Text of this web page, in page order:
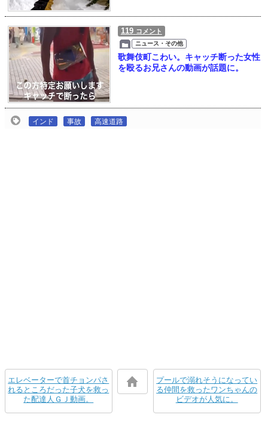
119 コメント
ニュース・その他
歌舞伎町こわい。キャッチ断った女性
を殴るお兄さんの動画が話題に。
インド 事故 高速道路
エレベーターで首チョンパさ
れるところだった子犬を救っ
た配達人ＧＪ動画。
プールで溺れそうになってい
る仲間を救ったワンちゃんの
ビデオが人気に。